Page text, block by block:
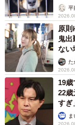
平
原
鬼
ない
スト
た
19歳
22歳
すぎ